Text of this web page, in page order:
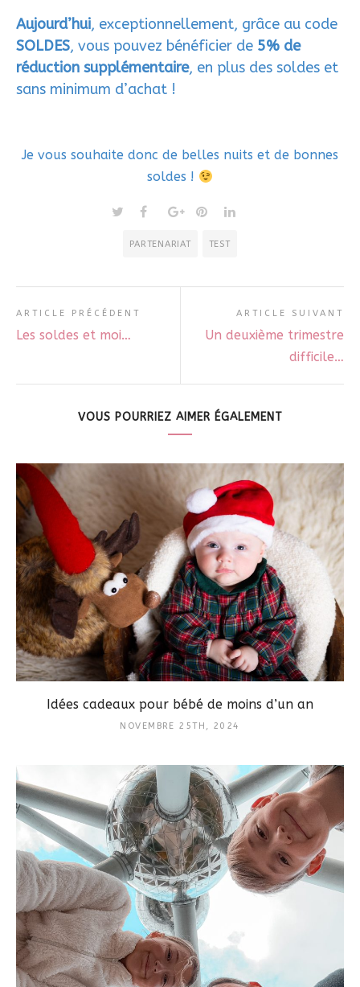
Aujourd’hui, exceptionnellement, grâce au code
SOLDES, vous pouvez bénéficier de 5% de
réduction supplémentaire, en plus des soldes et
sans minimum d’achat !
Je vous souhaite donc de belles nuits et de bonnes
soldes !
PARTENARIAT TEST
ARTICLE PRÉCÉDENT
Les soldes et moi…
ARTICLE SUIVANT
Un deuxième trimestre
difficile…
VOUS POURRIEZ AIMER ÉGALEMENT
Idées cadeaux pour bébé de moins d’un an
NOVEMBRE 25TH, 2024